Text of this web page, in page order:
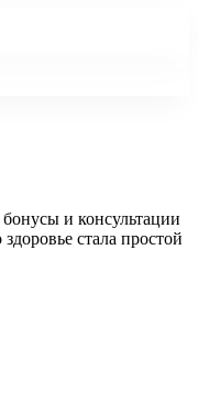
бонусы и консультации
стала простой